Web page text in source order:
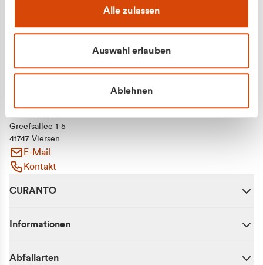
Alle zulassen
Auswahl erlauben
Ablehnen
Greefsallee 1-5
41747 Viersen
E-Mail
Kontakt
CURANTO
Informationen
Abfallarten